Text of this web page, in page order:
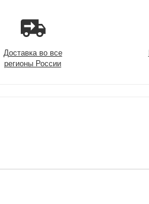
Доставка во все
регионы России